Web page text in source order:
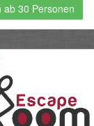
ab 30 Personen